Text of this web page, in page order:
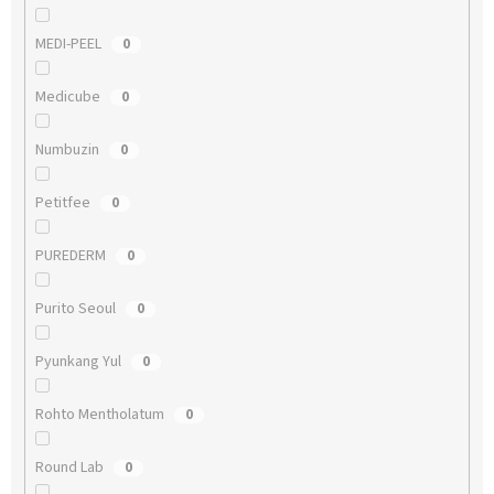
MEDI-PEEL 0
Medicube 0
Numbuzin 0
Petitfee 0
PUREDERM 0
Purito Seoul 0
Pyunkang Yul 0
Rohto Mentholatum 0
Round Lab 0